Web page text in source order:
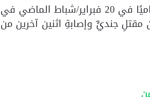
هجومًا انتقاميًا في 20 فبراير/شباط الماضي في
جنديٍّ وإصابةِ اثنين آخرين من